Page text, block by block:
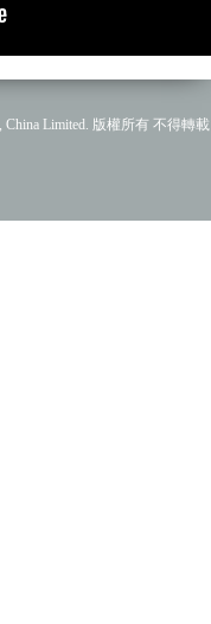
China Limited. 版權所有 不得轉載